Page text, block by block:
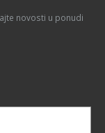
novosti u ponudi